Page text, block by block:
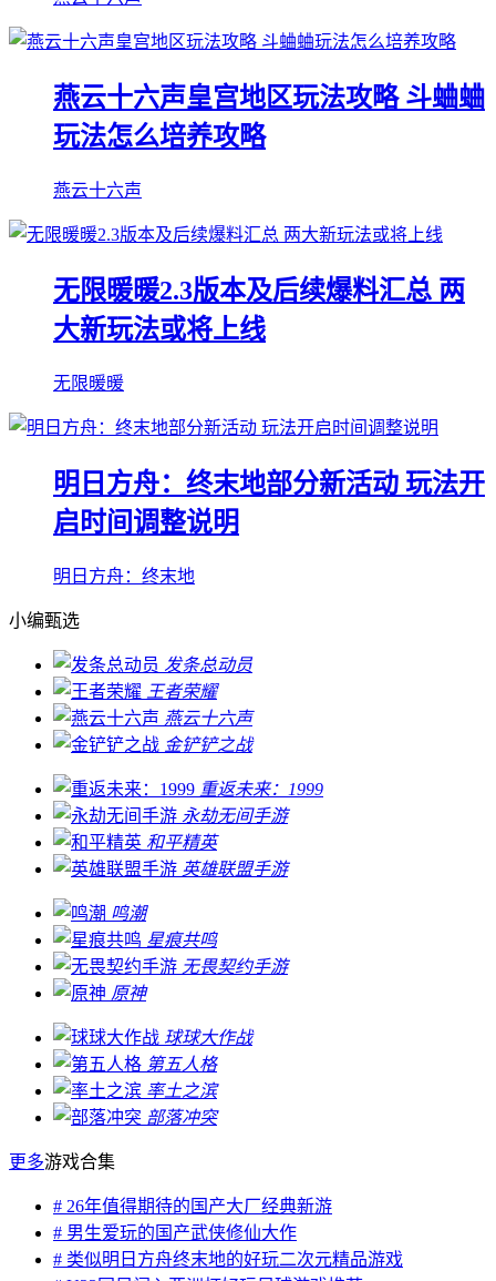
燕云十六声皇宫地区玩法攻略 斗蛐蛐
玩法怎么培养攻略
燕云十六声
无限暖暖2.3版本及后续爆料汇总 两
大新玩法或将上线
无限暖暖
明日方舟：终末地部分新活动 玩法开
启时间调整说明
明日方舟：终末地
小编甄选
发条总动员
王者荣耀
燕云十六声
金铲铲之战
重返未来：1999
永劫无间手游
和平精英
英雄联盟手游
鸣潮
星痕共鸣
无畏契约手游
原神
球球大作战
第五人格
率土之滨
部落冲突
更多游戏合集
# 26年值得期待的国产大厂经典新游
# 男生爱玩的国产武侠修仙大作
# 类似明日方舟终末地的好玩二次元精品游戏